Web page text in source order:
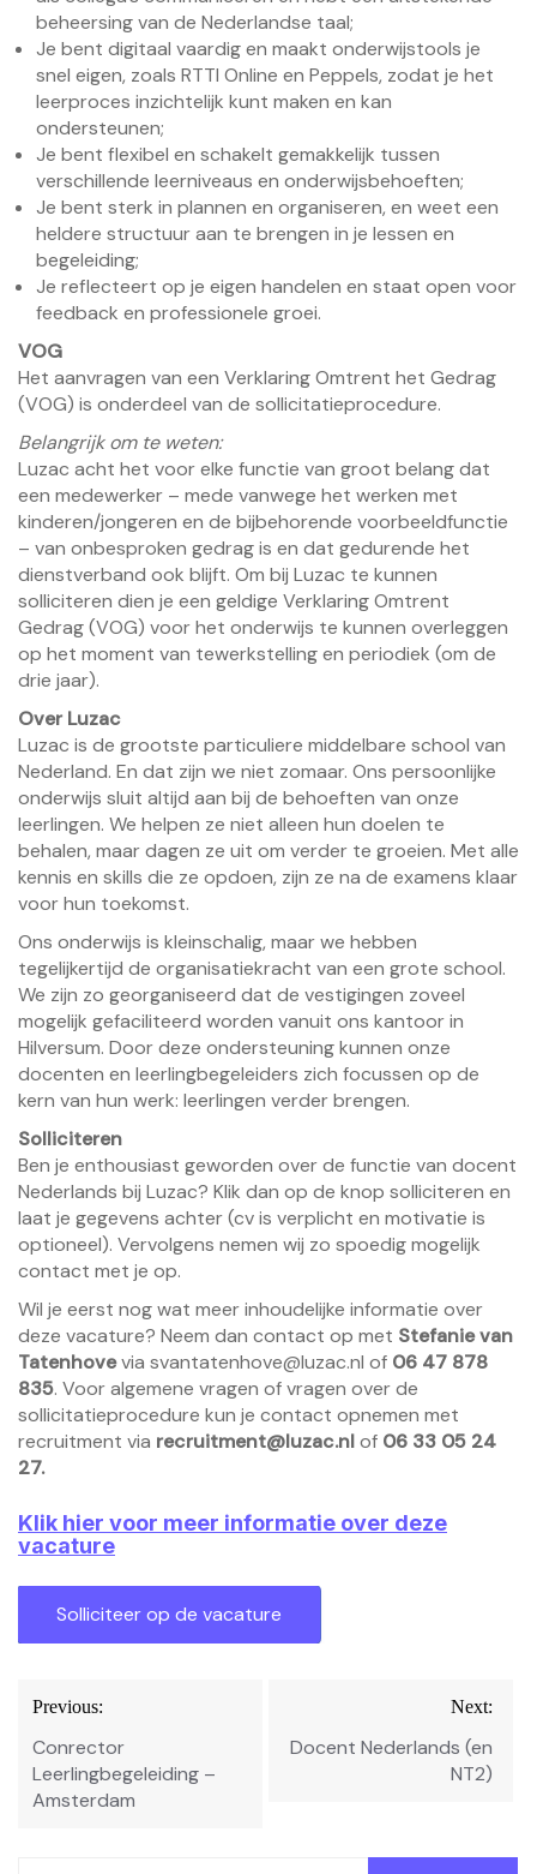
beheersing van de Nederlandse taal;
Je bent digitaal vaardig en maakt onderwijstools je
snel eigen, zoals RTTI Online en Peppels, zodat je het
leerproces inzichtelijk kunt maken en kan
ondersteunen;
Je bent flexibel en schakelt gemakkelijk tussen
verschillende leerniveaus en onderwijsbehoeften;
Je bent sterk in plannen en organiseren, en weet een
heldere structuur aan te brengen in je lessen en
begeleiding;
Je reflecteert op je eigen handelen en staat open voor
feedback en professionele groei.
VOG
Het aanvragen van een Verklaring Omtrent het Gedrag
(VOG) is onderdeel van de sollicitatieprocedure.
Belangrijk om te weten:
Luzac acht het voor elke functie van groot belang dat
een medewerker – mede vanwege het werken met
kinderen/jongeren en de bijbehorende voorbeeldfunctie
– van onbesproken gedrag is en dat gedurende het
dienstverband ook blijft. Om bij Luzac te kunnen
solliciteren dien je een geldige Verklaring Omtrent
Gedrag (VOG) voor het onderwijs te kunnen overleggen
op het moment van tewerkstelling en periodiek (om de
drie jaar).
Over Luzac
Luzac is de grootste particuliere middelbare school van
Nederland. En dat zijn we niet zomaar. Ons persoonlijke
onderwijs sluit altijd aan bij de behoeften van onze
leerlingen. We helpen ze niet alleen hun doelen te
behalen, maar dagen ze uit om verder te groeien. Met alle
kennis en skills die ze opdoen, zijn ze na de examens klaar
voor hun toekomst.
Ons onderwijs is kleinschalig, maar we hebben
tegelijkertijd de organisatiekracht van een grote school.
We zijn zo georganiseerd dat de vestigingen zoveel
mogelijk gefaciliteerd worden vanuit ons kantoor in
Hilversum. Door deze ondersteuning kunnen onze
docenten en leerlingbegeleiders zich focussen op de
kern van hun werk: leerlingen verder brengen.
Solliciteren
Ben je enthousiast geworden over de functie van docent
Nederlands bij Luzac? Klik dan op de knop solliciteren en
laat je gegevens achter (cv is verplicht en motivatie is
optioneel). Vervolgens nemen wij zo spoedig mogelijk
contact met je op.
Wil je eerst nog wat meer inhoudelijke informatie over
deze vacature? Neem dan contact op met Stefanie van
Tatenhovevia svantatenhove@luzac.nl of 06 47 878
835. Voor algemene vragen of vragen over de
sollicitatieprocedure kun je contact opnemen met
recruitment via recruitment@luzac.nlof 06 33 05 24
27.
Klik hier voor meer informatie over deze
vacature
Bericht
navigatie
Previous:
Conrector
Leerlingbegeleiding –
Amsterdam
Next:
Docent Nederlands (en
NT2)